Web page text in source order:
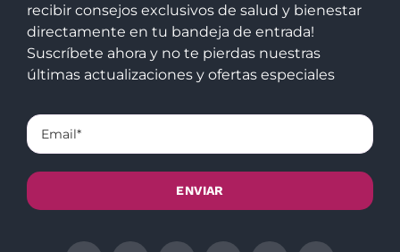
recibir consejos exclusivos de salud y bienestar
directamente en tu bandeja de entrada!
Suscríbete ahora y no te pierdas nuestras
últimas actualizaciones y ofertas especiales